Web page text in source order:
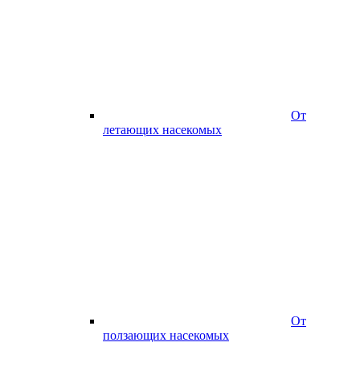
От
летающих насекомых
От
ползающих насекомых